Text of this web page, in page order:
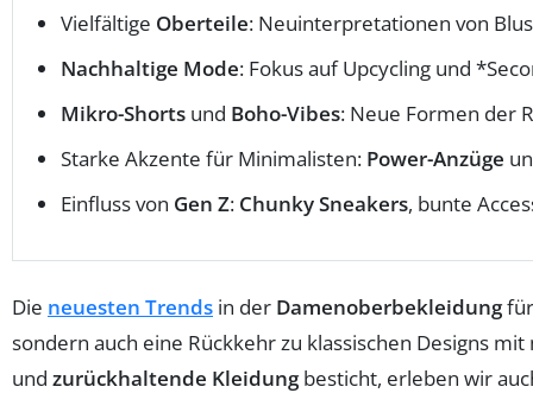
Vielfältige Oberteile: Neuinterpretationen von
Nachhaltige Mode: Fokus auf Upcycling und
Mikro-Shorts und Boho-Vibes: Neue Formen der
Starke Akzente für Minimalisten: Power-Anzüge
Einfluss von Gen Z: Chunky Sneakers, bunte
Die neuesten Trends in der Damenoberbekleidungfür
sondern auch eine Rückkehr zu klassischen Designs
und zurückhaltende Kleidungbesticht, erleben wir